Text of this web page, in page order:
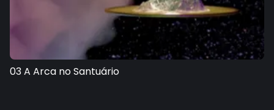
03 A Arca no Santuário